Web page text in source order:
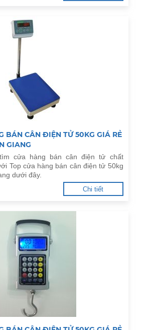
BÁN CÂN ĐIỆN TỬ 50KG GIÁ RẺ
GIANG
cửa hàng bán cân điện tử chất
Top cửa hàng bán cân điện tử 50kg
dưới đây.
Chi tiết